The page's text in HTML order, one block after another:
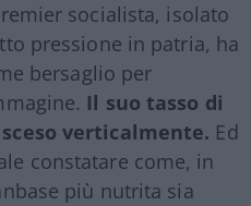
socialista, isolato
pressione in patria, ha
bersaglio per
Il suo tasso di
verticalmente. Ed
constatare come, in
più nutrita sia